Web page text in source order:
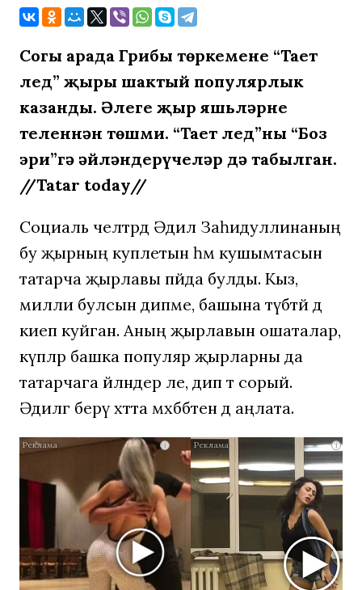
Соңгы арада Грибы төркеменең “Тает
лед” җыры шактый популярлык
казанды. Әлеге җыр яшьләрнең
теленнән төшми. “Тает лед”ны “Боз
эри”гә әйләндерүчеләр дә табылган.
//Tatar today//
Социаль челтәрдә Әдилә Заһидуллинаның
бу җырның куплетын һәм кушымтасын
татарча җырлавы пәйда булды. Кыз,
милли булсын дипме, башына түбәтәй дә
киеп куйган. Аның җырлавын ошаталар,
күпләр башка популяр җырларны да
татарчага әйләндер әле, дип тә сорый.
Әдиләгә берәү хәтта мәхәббәтен дә аңлата.
i
Ролик
длится
пару
секунд,
но
вы
будете
i